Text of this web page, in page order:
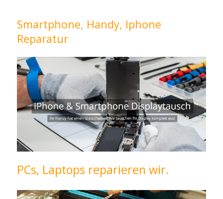
Smartphone, Handy, Iphone
Reparatur
PCs, Laptops reparieren wir.